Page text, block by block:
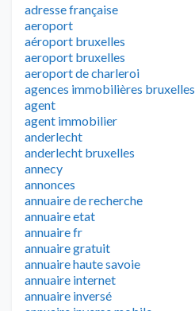
adresse française
aeroport
aéroport bruxelles
aeroport bruxelles
aeroport de charleroi
agences immobilières bruxelles
agent
agent immobilier
anderlecht
anderlecht bruxelles
annecy
annonces
annuaire de recherche
annuaire etat
annuaire fr
annuaire gratuit
annuaire haute savoie
annuaire internet
annuaire inversé